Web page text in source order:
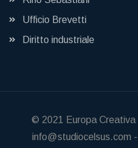
Ufficio Brevetti
Diritto industriale
© 2021 Europa Creativa
info@studiocelsus.com -